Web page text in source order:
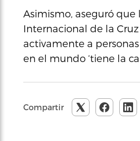
Asimismo, aseguró
Internacional de la
activamente a
en el mundo ‘tiene la
Compartir